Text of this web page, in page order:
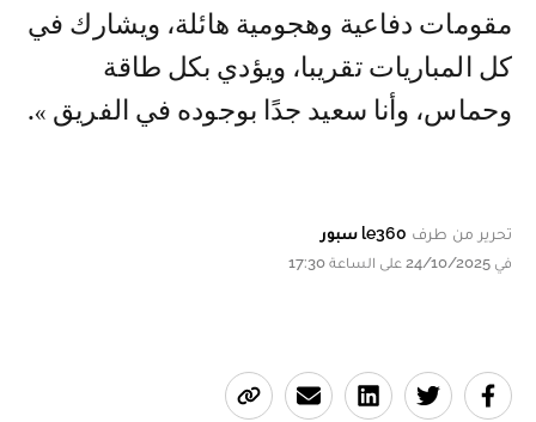
مقومات دفاعية وهجومية هائلة، ويشارك في
كل المباريات تقريبا، ويؤدي بكل طاقة
وحماس، وأنا سعيد جدًا بوجوده في الفريق ».
تحرير من طرف le360 سبور
في 24/10/2025 على الساعة 17:30